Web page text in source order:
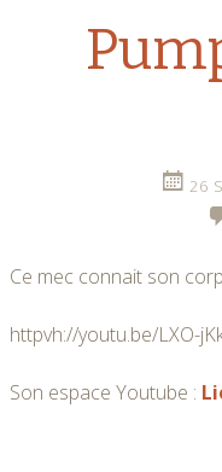
26
Ce mec connait son
httpvh://youtu.be/LXO-
Son espace Youtube :